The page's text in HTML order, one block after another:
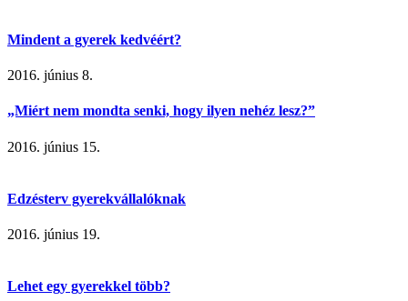
Mindent a gyerek kedvéért?
2016. június 8.
„Miért nem mondta senki, hogy ilyen nehéz lesz?”
2016. június 15.
Edzésterv gyerekvállalóknak
2016. június 19.
Lehet egy gyerekkel több?